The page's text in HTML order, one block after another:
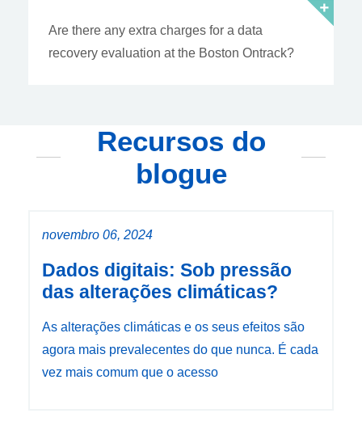
Are there any extra charges for a data
recovery evaluation at the Boston Ontrack?
Recursos do
blogue
novembro 06, 2024
Dados digitais: Sob pressão
das alterações climáticas?
As alterações climáticas e os seus efeitos são
agora mais prevalecentes do que nunca. É cada
vez mais comum que o acesso